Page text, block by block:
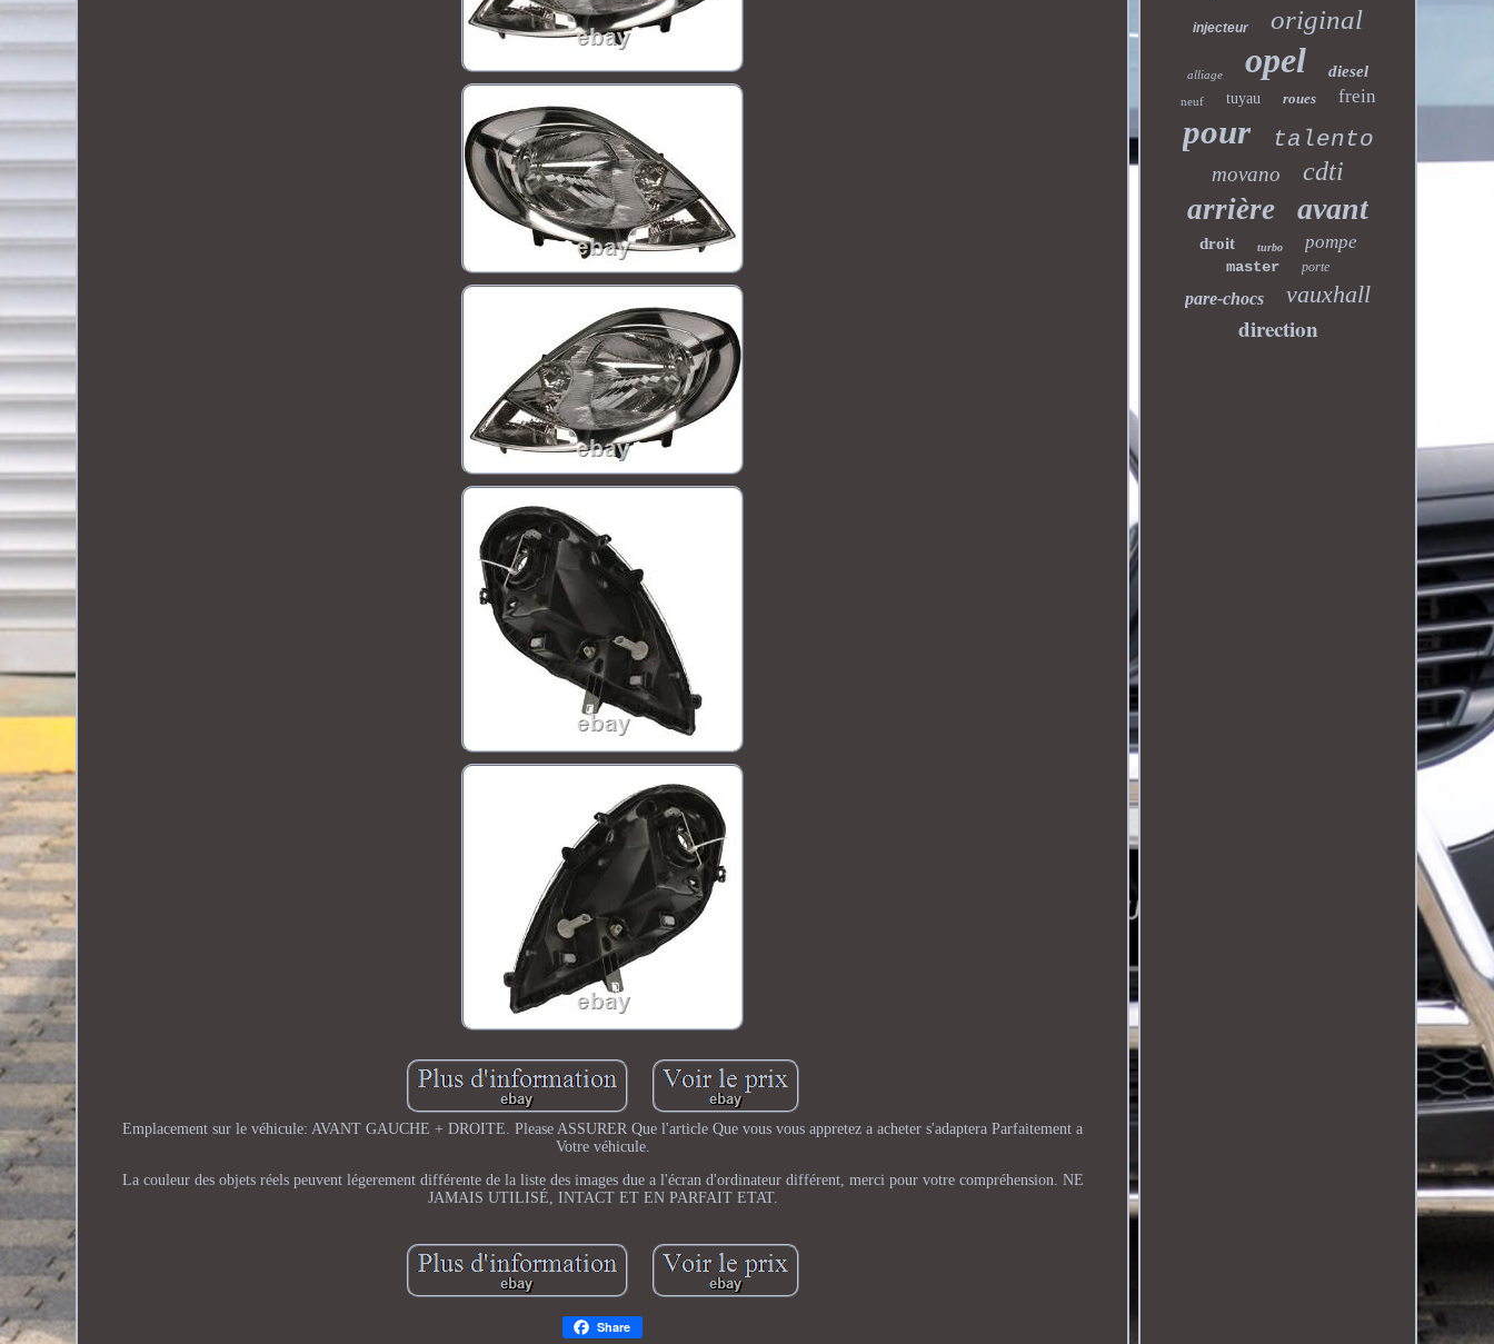
Emplacement sur le véhicule: AVANT GAUCHE + DROITE. Please ASSURER Que l'article Que vous vous appretez a acheter s'adaptera Parfaitement a
Votre véhicule.
La couleur des objets réels peuvent légerement différente de la liste des images due a l'écran d'ordinateur différent, merci pour votre compréhension. NE
JAMAIS UTILISÉ, INTACT ET EN PARFAIT ETAT.
Share
injecteur original
alliage opel diesel
neuf tuyau roues frein
pour talento
movano cdti
arrière avant
droit turbo pompe
master porte
pare-chocs vauxhall
direction